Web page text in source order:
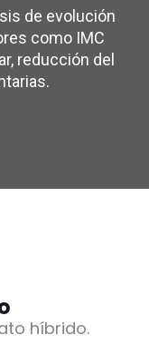
de evolución
como IMC
reducción del
híbrido.